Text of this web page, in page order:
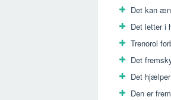
Det kan
Det letter i
Trenorol
Det
Det
Den er